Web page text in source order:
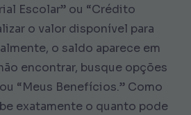
Escolar” ou “Crédito
o valor disponível para
o saldo aparece em
encontrar, busque opções
“Meus Benefícios.” Como
exatamente o quanto pode